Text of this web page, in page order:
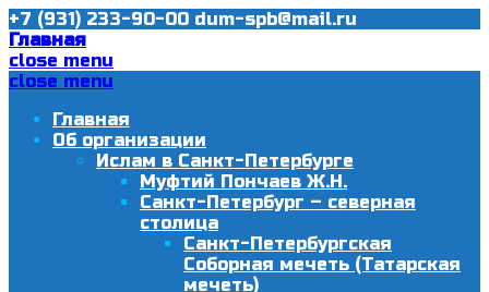
+7 (931) 233-90-00 dum-spb@mail.ru
Главная
close menu
close menu
Главная
Об организации
Ислам в Санкт-Петербурге
Муфтий Пончаев Ж.Н.
Санкт-Петербург – северная
столица
Санкт-Петербургская
Соборная мечеть (Татарская
мечеть)